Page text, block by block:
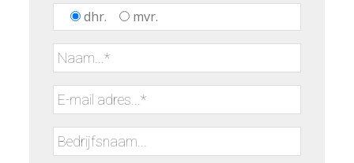
dhr.
mvr.